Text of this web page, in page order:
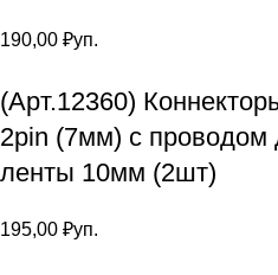
190,00 ₽уп.
(Арт.12360)
2pin (7мм) с проводом
ленты 10мм (2шт)
195,00 ₽уп.